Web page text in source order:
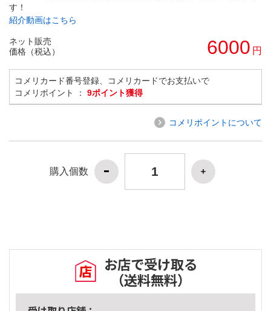
す！
紹介動画はこちら
ネット販売
価格（税込）
6000 円
コメリカード番号登録、コメリカードでお支払いで
コメリポイント ： 9ポイント獲得
コメリポイントについて
購入個数
お店で受け取る
（送料無料）